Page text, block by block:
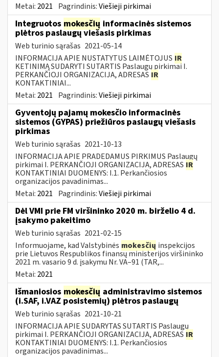
Metai: 2021 Pagrindinis:Viešieji pirkimai
Integruotos mokesčių informacinės sistemos
plėtros paslaugų viešasis pirkimas
Web turinio sąrašas 2021-05-14
INFORMACIJA APIE NUSTATYTUS LAIMĖTOJUS IR
KETINIMĄ SUDARYTI SUTARTIS Paslaugų pirkimai I.
PERKANČIOJI ORGANIZACIJA, ADRESAS IR
KONTAKTINIAI...
Metai: 2021 Pagrindinis:Viešieji pirkimai
Gyventojų pajamų mokesčio informacinės
sistemos (GYPAS) priežiūros paslaugų viešasis
pirkimas
Web turinio sąrašas 2021-10-13
INFORMACIJA APIE PRADEDAMUS PIRKIMUS Paslaugų
pirkimai I. PERKANČIOJI ORGANIZACIJA, ADRESAS IR
KONTAKTINIAI DUOMENYS: I.1. Perkančiosios
organizacijos pavadinimas...
Metai: 2021 Pagrindinis:Viešieji pirkimai
Dėl VMI prie FM viršininko 2020 m. birželio 4 d.
įsakymo pakeitimo
Web turinio sąrašas 2021-02-15
Informuojame, kad Valstybinės mokesčių inspekcijos
prie Lietuvos Respublikos finansų ministerijos viršininko
2021 m. vasario 9 d. įsakymu Nr. VA–91 (TAR,...
Metai: 2021
Išmaniosios mokesčių administravimo sistemos
(i.SAF, i.VAZ posistemių) plėtros paslaugų
Web turinio sąrašas 2021-10-21
INFORMACIJA APIE SUDARYTAS SUTARTIS Paslaugų
pirkimai I. PERKANČIOJI ORGANIZACIJA, ADRESAS IR
KONTAKTINIAI DUOMENYS: I.1. Perkančiosios
organizacijos pavadinimas...